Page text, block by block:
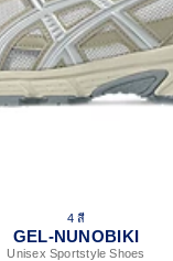
with the
water usage by
by
dyeing
4 สี
GEL-NUNOBIKI
Unisex Sportstyle Shoes